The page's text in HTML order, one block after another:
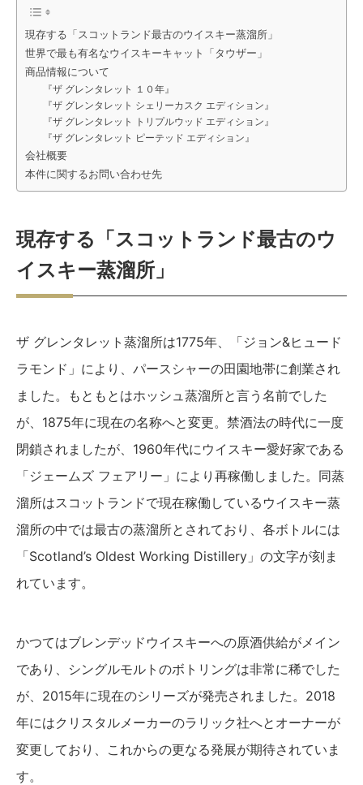
現存する「スコットランド最古のウイスキー蒸溜所」
世界で最も有名なウイスキーキャット「タウザー」
商品情報について
『ザ グレンタレット １０年』
『ザ グレンタレット シェリーカスク エディション』
『ザ グレンタレット トリプルウッド エディション』
『ザ グレンタレット ピーテッド エディション』
会社概要
本件に関するお問い合わせ先
現存する「スコットランド最古のウ
イスキー蒸溜所」
ザ グレンタレット蒸溜所は1775年、「ジョン&ヒュード
ラモンド」により、パースシャーの田園地帯に創業され
ました。もともとはホッシュ蒸溜所と言う名前でした
が、1875年に現在の名称へと変更。禁酒法の時代に一度
閉鎖されましたが、1960年代にウイスキー愛好家である
「ジェームズ フェアリー」により再稼働しました。同蒸
溜所はスコットランドで現在稼働しているウイスキー蒸
溜所の中では最古の蒸溜所とされており、各ボトルには
「Scotland’s Oldest Working Distillery」の文字が刻ま
れています。
かつてはブレンデッドウイスキーへの原酒供給がメイン
であり、シングルモルトのボトリングは非常に稀でした
が、2015年に現在のシリーズが発売されました。2018
年にはクリスタルメーカーのラリック社へとオーナーが
変更しており、これからの更なる発展が期待されていま
す。